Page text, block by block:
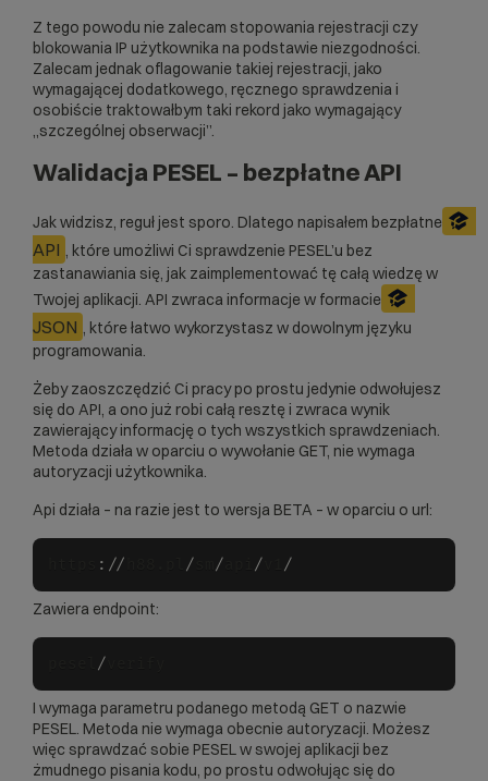
Z tego powodu nie zalecam stopowania rejestracji czy
blokowania IP użytkownika na podstawie niezgodności.
Zalecam jednak oflagowanie takiej rejestracji, jako
wymagającej dodatkowego, ręcznego sprawdzenia i
osobiście traktowałbym taki rekord jako wymagający
„szczególnej obserwacji”.
Walidacja PESEL – bezpłatne API
Jak widzisz, reguł jest sporo. Dlatego napisałem bezpłatne
API
, które umożliwi Ci sprawdzenie PESEL’u bez
zastanawiania się, jak zaimplementować tę całą wiedzę w
Twojej aplikacji. API zwraca informacje w formacie
JSON
, które łatwo wykorzystasz w dowolnym języku
programowania.
Żeby zaoszczędzić Ci pracy po prostu jedynie odwołujesz
się do API, a ono już robi całą resztę i zwraca wynik
zawierający informację o tych wszystkich sprawdzeniach.
Metoda działa w oparciu o wywołanie GET, nie wymaga
autoryzacji użytkownika.
Api działa – na razie jest to wersja BETA – w oparciu o url:
: // / / / /
Zawiera endpoint:
/
I wymaga parametru podanego metodą GET o nazwie
PESEL. Metoda nie wymaga obecnie autoryzacji. Możesz
więc sprawdzać sobie PESEL w swojej aplikacji bez
żmudnego pisania kodu, po prostu odwołując się do